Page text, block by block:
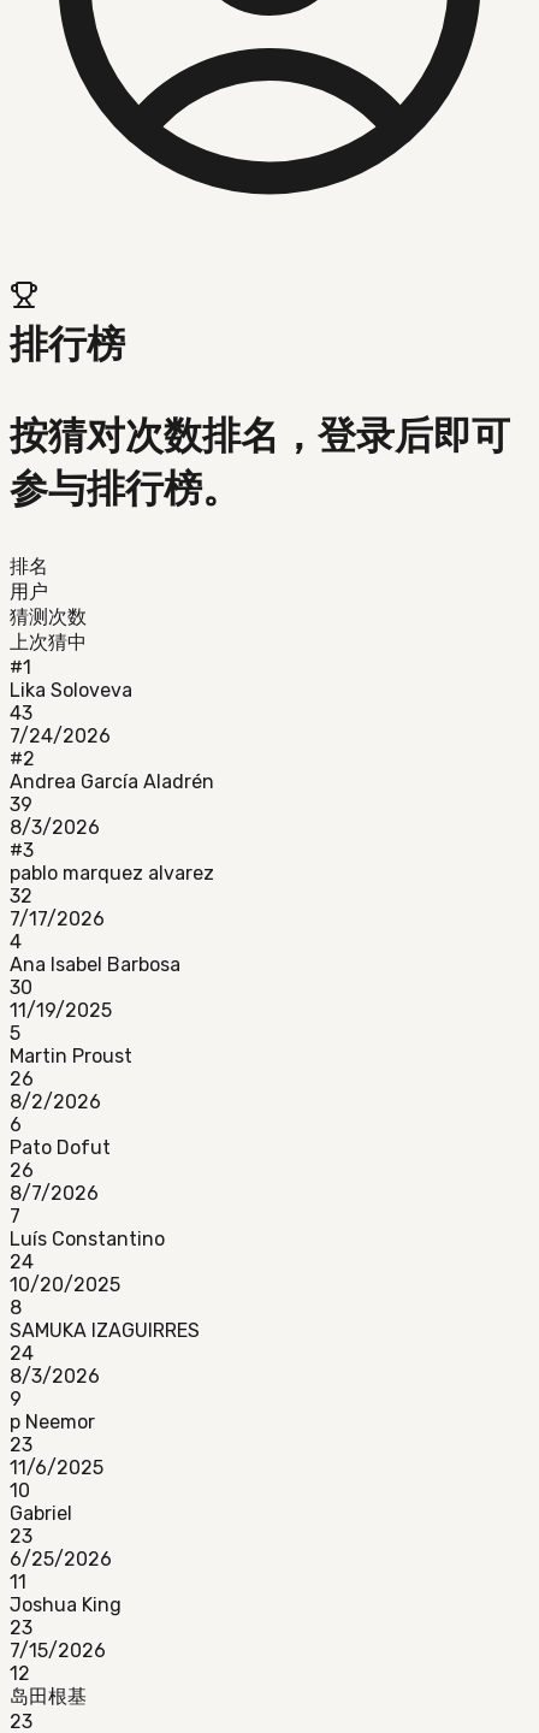
排行榜
按猜对次数排名，登录后即可
参与排行榜。
排名
用户
猜测次数
上次猜中
#1
Lika Soloveva
43
7/24/2026
#2
Andrea García Aladrén
39
8/3/2026
#3
pablo marquez alvarez
32
7/17/2026
4
Ana Isabel Barbosa
30
11/19/2025
5
Martin Proust
26
8/2/2026
6
Pato Dofut
26
8/7/2026
7
Luís Constantino
24
10/20/2025
8
SAMUKA IZAGUIRRES
24
8/3/2026
9
p Neemor
23
11/6/2025
10
Gabriel
23
6/25/2026
11
Joshua King
23
7/15/2026
12
岛田根基
23